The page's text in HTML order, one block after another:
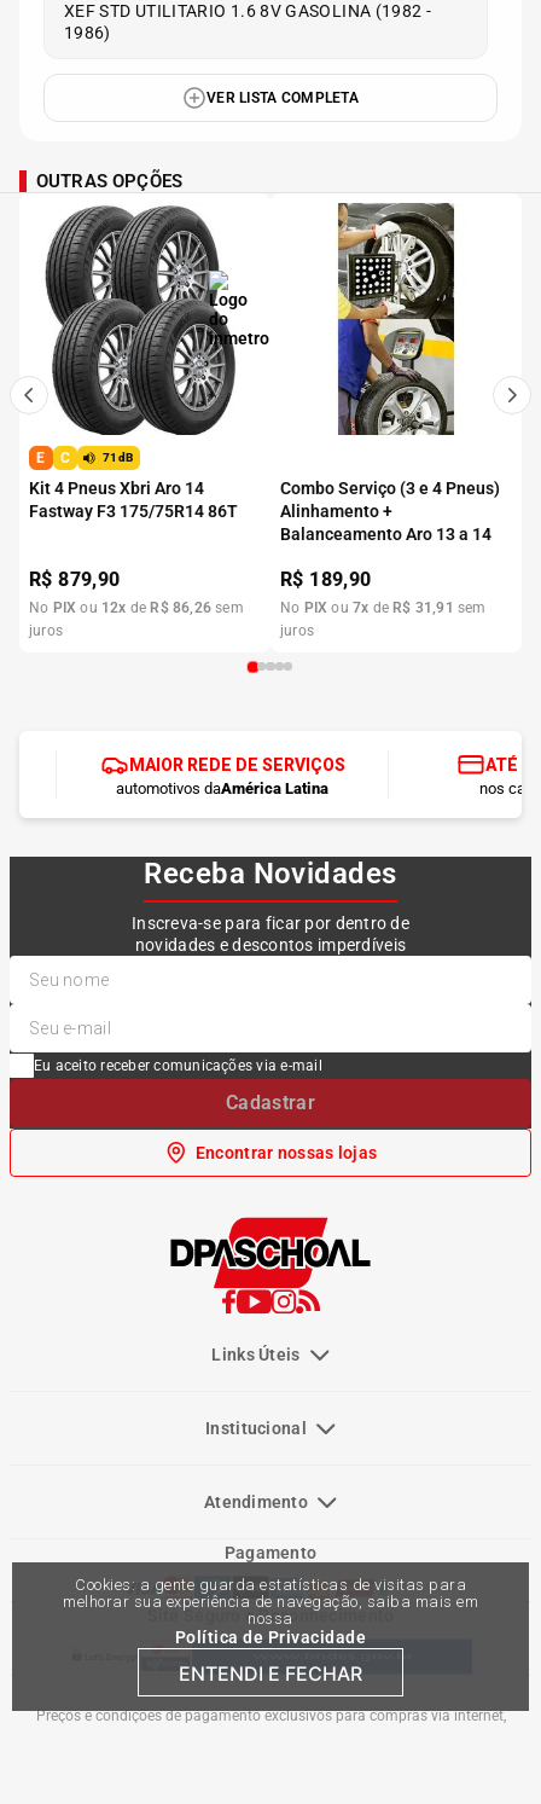
Cookies: a gente guarda estatísticas de visitas para
melhorar sua experiência de navegação, saiba mais em
nossa
Política de Privacidade
ENTENDI E FECHAR
XEF STD UTILITARIO 1.6 8V GASOLINA (1982 -
1986)
VER LISTA COMPLETA
OUTRAS OPÇÕES
E C 71dB
Kit 4 Pneus Xbri Aro 14
Fastway F3 175/75R14 86T
R$879,90
No PIX ou 12x de R$ 86,26 sem
juros
Combo Serviço (3 e 4 Pneus)
Alinhamento +
Balanceamento Aro 13 a 14
R$ 189,90
No PIX ou7x de R$ 31 ,91 sem
juros
MAIOR REDE DE SERVIÇOS
automotivos daAmérica Latina
ATÉ
nos
Receba Novidades
Inscreva-se para ficar por dentro de
novidades e descontos imperdíveis
Eu aceito receber comunicações via e-mail
Cadastrar
Encontrar nossas lojas
Links Úteis
Institucional
Atendimento
Pagamento
Site Seguro e Reconhecimento
Preços e condições de pagamento exclusivos para compras via internet,